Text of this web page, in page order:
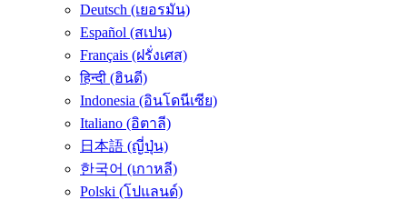
Deutsch (เยอรมัน)
Español (สเปน)
Français (ฝรั่งเศส)
हिन्दी (ฮินดี)
Indonesia (อินโดนีเซีย)
Italiano (อิตาลี)
日本語 (ญี่ปุ่น)
한국어 (เกาหลี)
Polski (โปแลนด์)